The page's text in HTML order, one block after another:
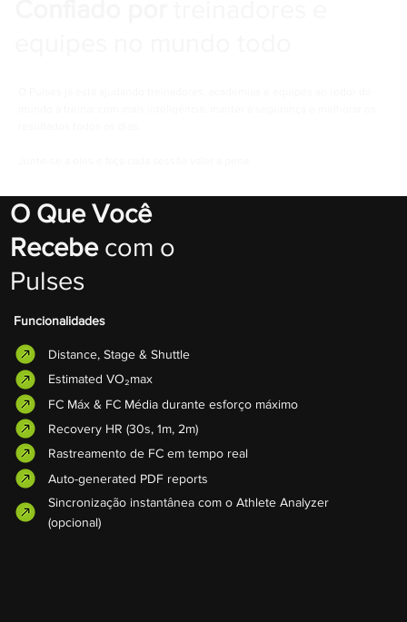
O Que Você
Recebecom o
Pulses
Funcionalidades
Distance, Stage & Shuttle
Estimated VO₂max
FC Máx & FC Média durante esforço máximo
Recovery HR (30s, 1m, 2m)
Rastreamento de FC em tempo real
Auto-generated PDF reports
Sincronização instantânea com o Athlete Analyzer
(opcional)